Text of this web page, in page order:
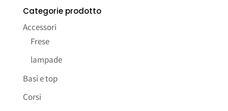
Categorie prodotto
Accessori
Frese
lampade
Basi e top
Corsi